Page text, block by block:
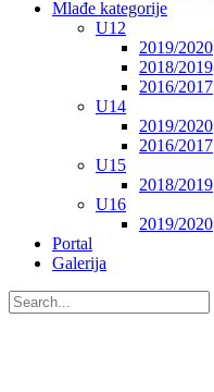
Mlađe kategorije
U12
2019/2020
2018/2019
2016/2017
U14
2019/2020
2016/2017
U15
2018/2019
U16
2019/2020
Portal
Galerija